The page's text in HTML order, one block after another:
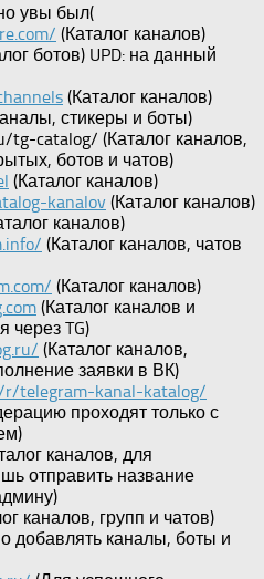
увы был(
(Каталог каналов)
ботов) UPD: на данный
(Каталог каналов)
стикеры и боты)
tg-catalog/ (Каталог каналов,
ботов и чатов)
(Каталог каналов)
kanalov (Каталог каналов)
каналов)
(Каталог каналов, чатов
(Каталог каналов)
(Каталог каналов и
через TG)
(Каталог каналов,
заявки в ВК)
r/telegram-kanal-katalog/
проходят только с
каналов, для
отправить название
каналов, групп и чатов)
добавлять каналы, боты и